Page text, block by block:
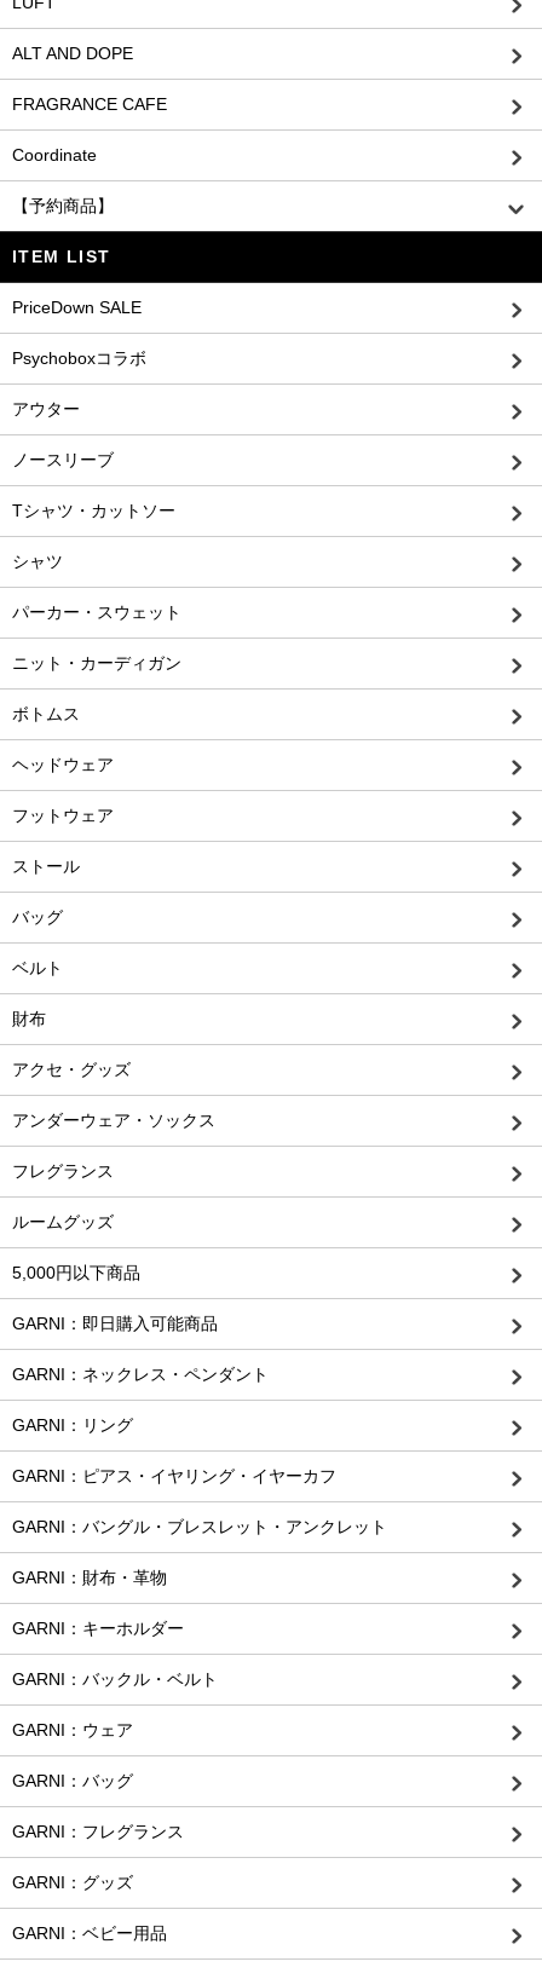
ALT AND DOPE
FRAGRANCE CAFE
Coordinate
【予約商品】
ITEM LIST
PriceDown SALE
Psychoboxコラボ
アウター
ノースリーブ
Tシャツ・カットソー
シャツ
パーカー・スウェット
ニット・カーディガン
ボトムス
ヘッドウェア
フットウェア
ストール
バッグ
ベルト
財布
アクセ・グッズ
アンダーウェア・ソックス
フレグランス
ルームグッズ
5,000円以下商品
GARNI：即日購入可能商品
GARNI：ネックレス・ペンダント
GARNI：リング
GARNI：ピアス・イヤリング・イヤーカフ
GARNI：バングル・ブレスレット・アンクレット
GARNI：財布・革物
GARNI：キーホルダー
GARNI：バックル・ベルト
GARNI：ウェア
GARNI：バッグ
GARNI：フレグランス
GARNI：グッズ
GARNI：ベビー用品